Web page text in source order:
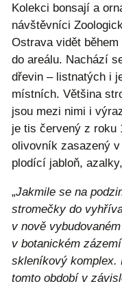
Kolekci bonsají a
návštěvníci
Ostrava vidět
do areálu. Nachází
dřevin – listnatých i
místních. Většina
jsou mezi nimi i
je tis červený z roku
olivovník zasazený
plodící jabloň,
„Jakmile se na
stromečky do
v nově
v botanickém
skleníkový komplex.
tomto období v